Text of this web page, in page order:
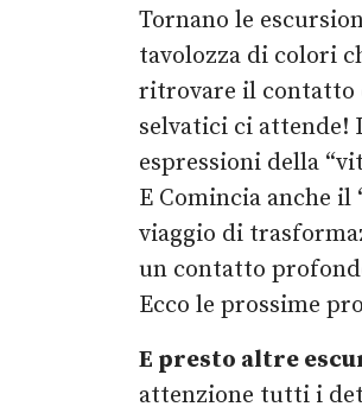
Tornano le
tavolozza di colori
ritrovare il contatto
selvatici ci attende!
espressioni della
E Comincia anche
viaggio di
un contatto
Ecco le prossime
E presto altre
attenzione tutti i